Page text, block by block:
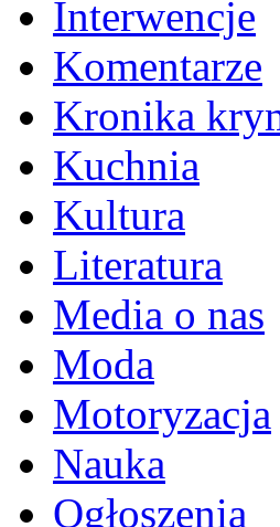
Interwencje
Komentarze
Kronika
Kuchnia
Kultura
Literatura
Media o nas
Moda
Motoryzacja
Nauka
Ogłoszenia